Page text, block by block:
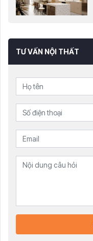
TƯ VẤN NỘI THẤT